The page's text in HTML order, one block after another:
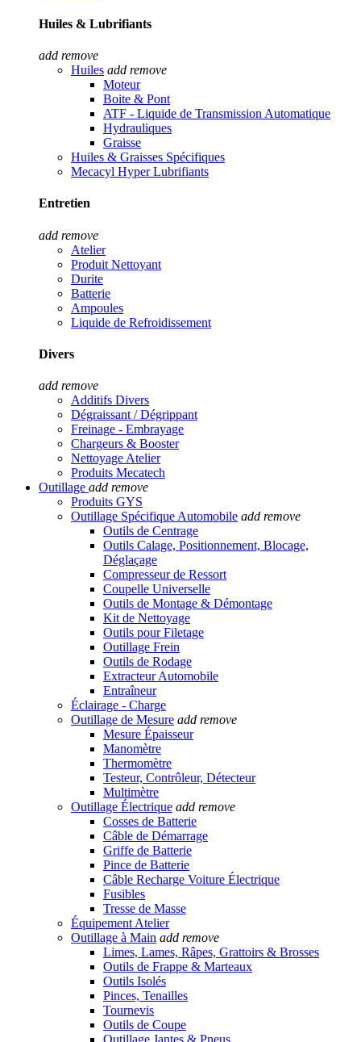
Huiles & Lubrifiants
add remove
Huiles add remove
Moteur
Boite & Pont
ATF - Liquide de Transmission Automatique
Hydrauliques
Graisse
Huiles & Graisses Spécifiques
Mecacyl Hyper Lubrifiants
Entretien
add remove
Atelier
Produit Nettoyant
Durite
Batterie
Ampoules
Liquide de Refroidissement
Divers
add remove
Additifs Divers
Dégraissant / Dégrippant
Freinage - Embrayage
Chargeurs & Booster
Nettoyage Atelier
Produits Mecatech
Outillage add remove
Produits GYS
Outillage Spécifique Automobile add remove
Outils de Centrage
Outils Calage, Positionnement, Blocage,
Déglaçage
Compresseur de Ressort
Coupelle Universelle
Outils de Montage & Démontage
Kit de Nettoyage
Outils pour Filetage
Outillage Frein
Outils de Rodage
Extracteur Automobile
Entraîneur
Éclairage - Charge
Outillage de Mesure add remove
Mesure Épaisseur
Manomètre
Thermomètre
Testeur, Contrôleur, Détecteur
Multimètre
Outillage Électrique add remove
Cosses de Batterie
Câble de Démarrage
Griffe de Batterie
Pince de Batterie
Câble Recharge Voiture Électrique
Fusibles
Tresse de Masse
Équipement Atelier
Outillage à Main add remove
Limes, Lames, Râpes, Grattoirs & Brosses
Outils de Frappe & Marteaux
Outils Isolés
Pinces, Tenailles
Tournevis
Outils de Coupe
Outillage Jantes & Pneus